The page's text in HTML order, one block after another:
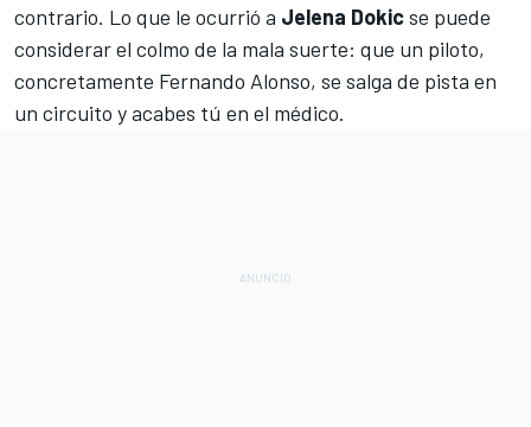
contrario. Lo que le ocurrió a Jelena Dokicse puede
considerar el colmo de la mala suerte: que un piloto,
concretamente Fernando Alonso, se salga de pista en
un circuito y acabes tú en el médico.